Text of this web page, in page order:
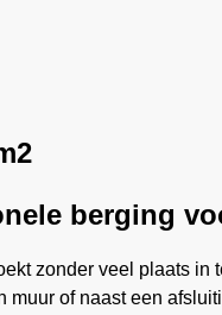
berging
zonder veel plaats in
muur of naast een